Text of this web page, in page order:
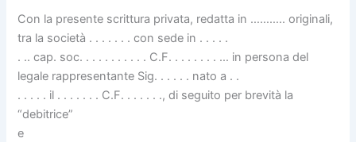
Con la presente scrittura privata, redatta in ……….. originali,
tra la società . . . . . . . con sede in . . . . .
. .. cap. soc. . . . . . . . . . . C.F. . . . . . . . … in persona del
legale rappresentante Sig. . . . . . nato a . .
. . . . . il . . . . . . . C.F. . . . . . ., di seguito per brevità la
“debitrice”
e